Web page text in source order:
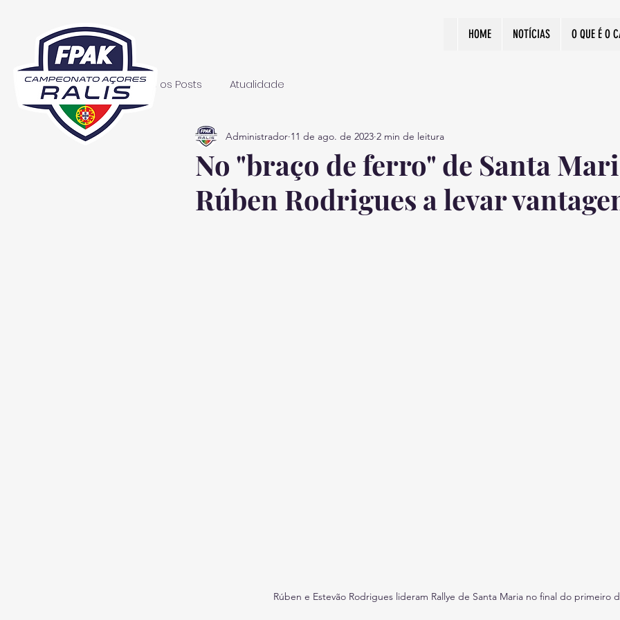
HOME NOTÍCIAS O QUE É O
Todos os Posts Atualidade
No "braço de ferro" de Santa
Rúben Rodrigues a levar
Administrador 11 de ago. de 2023 2 min de leitura
Rúben e Estevão Rodrigues lideram Rallye de Santa Maria no final do primeiro